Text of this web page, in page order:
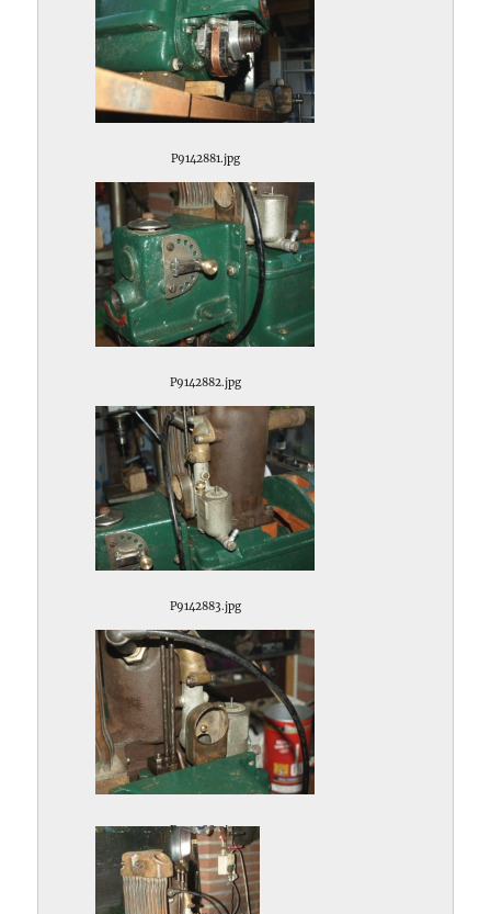
P9142881.jpg
P9142882.jpg
P9142883.jpg
P9142884.jpg